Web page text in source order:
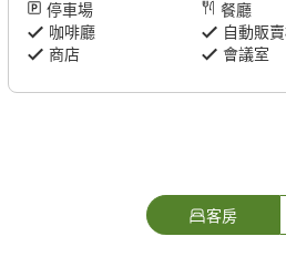
停車場
餐廳
咖啡廳
自動販
商店
會議室
客房